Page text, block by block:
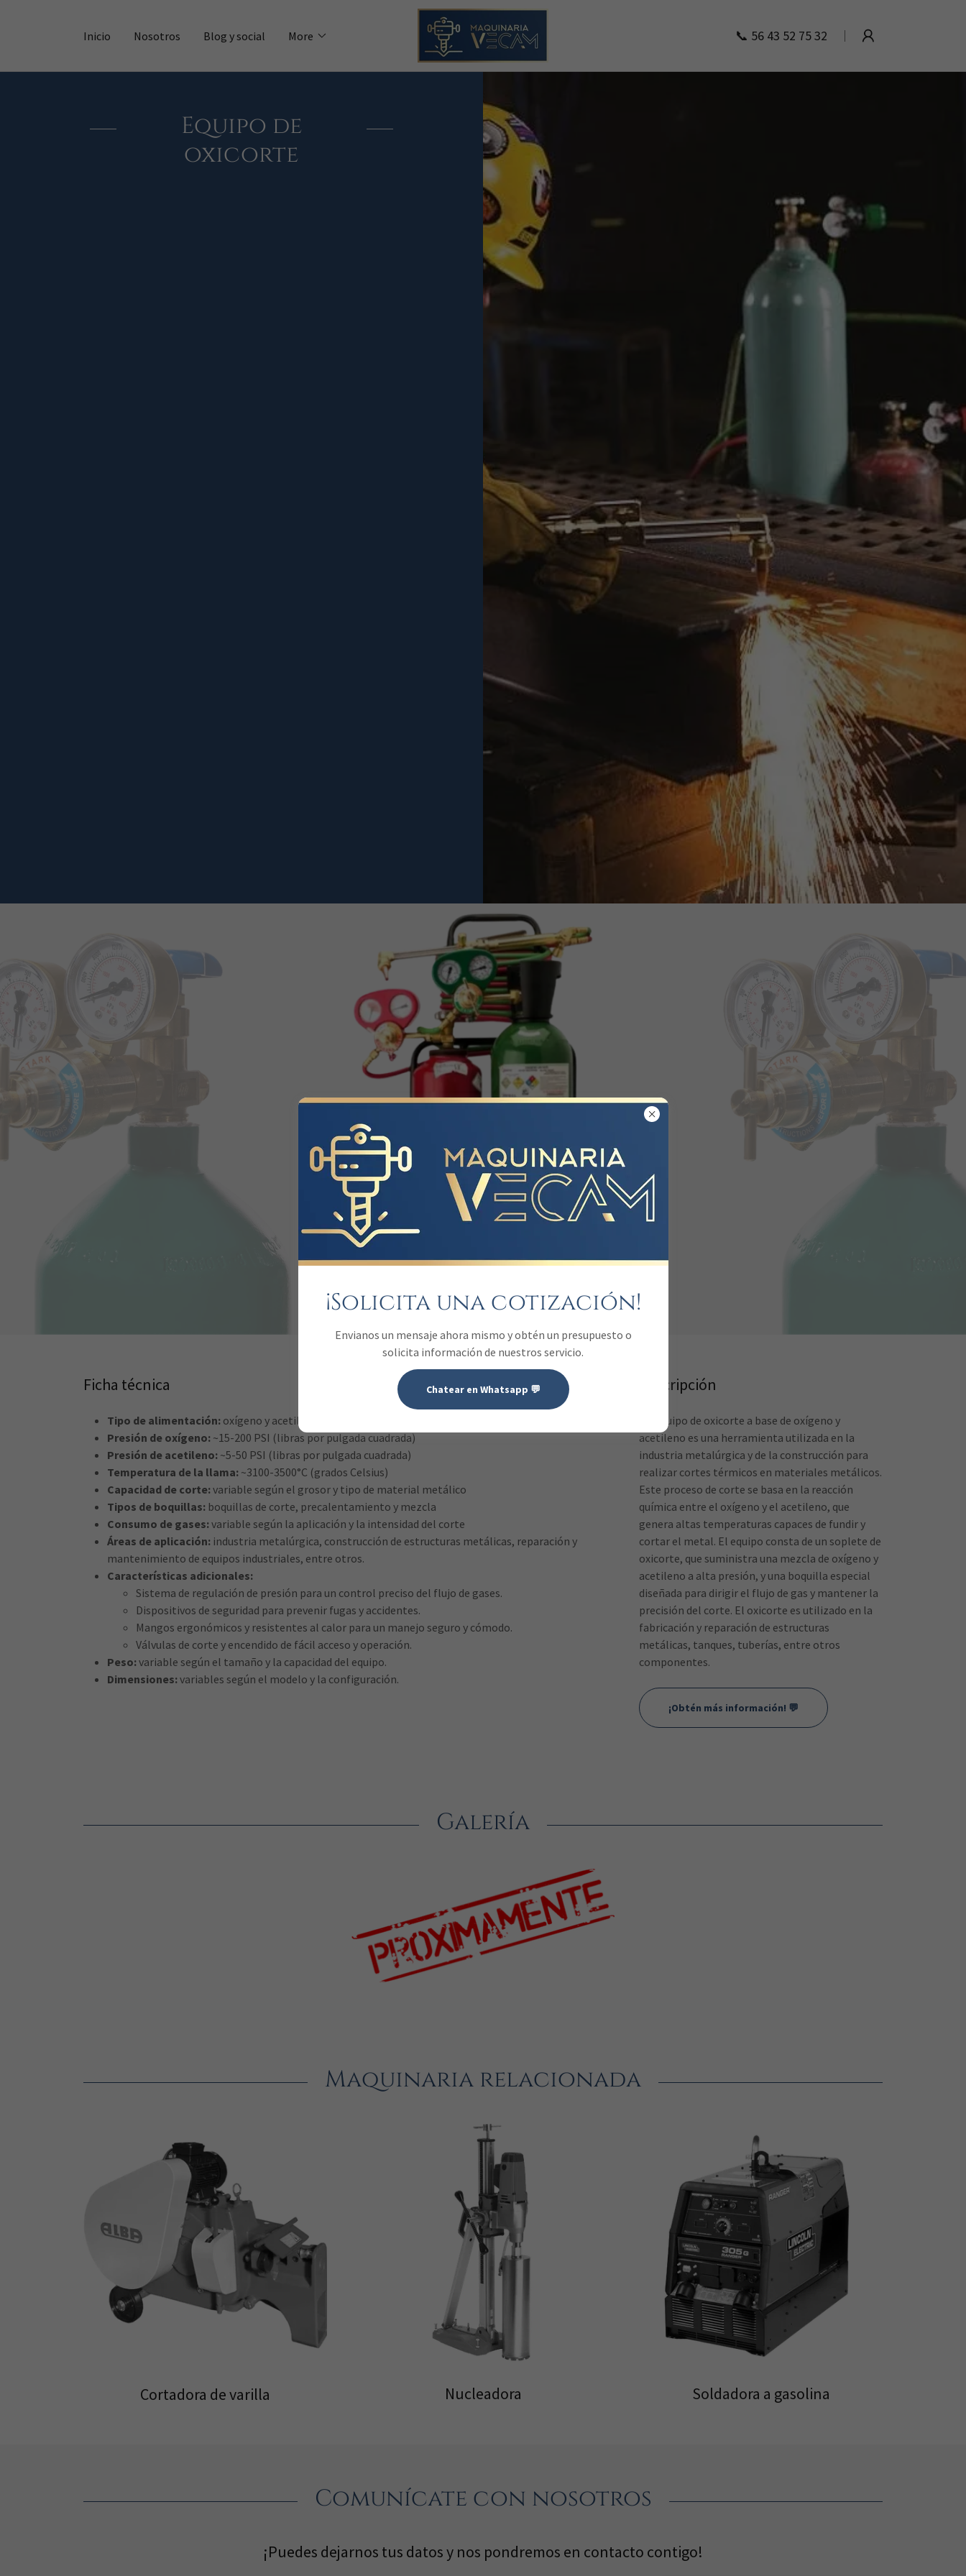
Inicio Nosotros Blog y social More 📞 56 43 52 75 32
Equipo de
oxicorte
Ficha técnica
Tipo de alimentación:oxígeno y acetileno (gas combustible)
Presión de oxígeno:~15-200 PSI (libras por pulgada cuadrada)
Presión de acetileno:~5-50 PSI (libras por pulgada cuadrada)
Temperatura de la llama:~3100-3500°C (grados Celsius)
Capacidad de corte:variable según el grosor y tipo de material metálico
Tipos de boquillas:boquillas de corte, precalentamiento y mezcla
Consumo de gases:variable según la aplicación y la intensidad del corte
Áreas de aplicación:industria metalúrgica, construcción de estructuras metálicas, reparación y
mantenimiento de equipos industriales, entre otros.
Características adicionales:
Sistema de regulación de presión para un control preciso del flujo de gases.
Dispositivos de seguridad para prevenir fugas y accidentes.
Mangos ergonómicos y resistentes al calor para un manejo seguro y cómodo.
Válvulas de corte y encendido de fácil acceso y operación.
Peso:variable según el tamaño y la capacidad del equipo.
Dimensiones:variables según el modelo y la configuración.
Descripción
Un equipo de oxicorte a base de oxígeno y
acetileno es una herramienta utilizada en la
industria metalúrgica y de la construcción para
realizar cortes térmicos en materiales metálicos.
Este proceso de corte se basa en la reacción
química entre el oxígeno y el acetileno, que
genera altas temperaturas capaces de fundir y
cortar el metal. El equipo consta de un soplete de
oxicorte, que suministra una mezcla de oxígeno y
acetileno a alta presión, y una boquilla especial
diseñada para dirigir el flujo de gas y mantener la
precisión del corte. El oxicorte es utilizado en la
fabricación y reparación de estructuras
metálicas, tanques, tuberías, entre otros
componentes.
¡Obtén más información! 💬
Galería
Maquinaria relacionada
Cortadora de varilla Nucleadora Soldadora a gasolina
Comunícate con nosotros
¡Puedes dejarnos tus datos y nos pondremos en contacto contigo!
¡Solicita una cotización!
Envianos un mensaje ahora mismo y obtén un presupuesto o
solicita información de nuestros servicio.
Chatear en Whatsapp 💬